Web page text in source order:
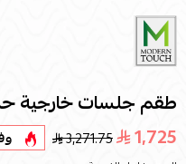
طقم جلسات خارجية حديد
1,725
3,271.75